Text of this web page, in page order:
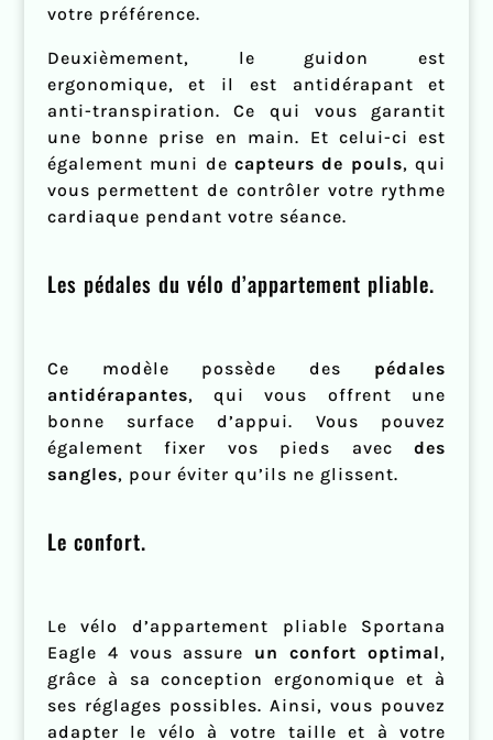
votre préférence.
Deuxièmement, le guidon est
ergonomique, et il est antidérapant et
anti-transpiration. Ce qui vous garantit
une bonne prise en main. Et celui-ci est
également muni de capteurs de pouls, qui
vous permettent de contrôler votre rythme
cardiaque pendant votre séance.
Les pédales du vélo d’appartement pliable.
Ce modèle possède des pédales
antidérapantes, qui vous offrent une
bonne surface d’appui. Vous pouvez
également fixer vos pieds avecdes
sangles, pour éviter qu’ils ne glissent.
Le confort.
Le vélo d’appartement pliable Sportana
Eagle 4 vous assure un confort optimal,
grâce à sa conception ergonomique et à
ses réglages possibles. Ainsi, vous pouvez
adapter le vélo à votre taille et à votre